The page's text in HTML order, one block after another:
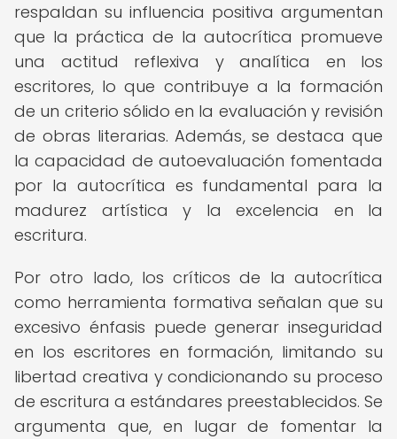
respaldan su influencia positiva argumentan
que la práctica de la autocrítica promueve
una actitud reflexiva y analítica en los
escritores, lo que contribuye a la formación
de un criterio sólido en la evaluación y revisión
de obras literarias. Además, se destaca que
la capacidad de autoevaluación fomentada
por la autocrítica es fundamental para la
madurez artística y la excelencia en la
escritura.
Por otro lado, los críticos de la autocrítica
como herramienta formativa señalan que su
excesivo énfasis puede generar inseguridad
en los escritores en formación, limitando su
libertad creativa y condicionando su proceso
de escritura a estándares preestablecidos. Se
argumenta que, en lugar de fomentar la